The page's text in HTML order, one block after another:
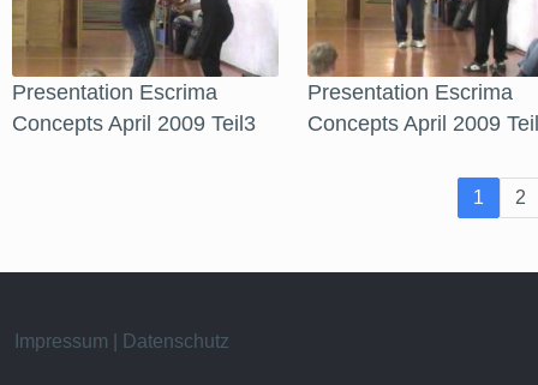
Presentation Escrima
Concepts April 2009 Teil3
Presentation Escrima
Concepts April 2009
1 2
Impressum | Datenschutz